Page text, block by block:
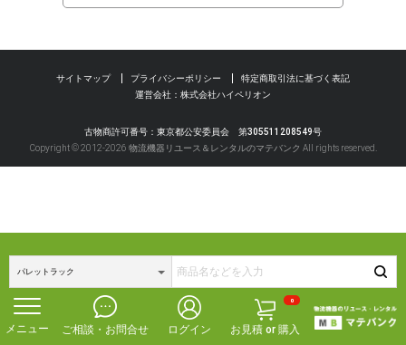
ご相談・お問合せ ログイン お見積 or 購入
0
サイトマップ プライバシーポリシー
特定商取引法に基づく表記
運営会社：株式会社ハイペリオン
古物商許可番号：東京都公安委員会 第305511208549号
Copyright © 2012-2026 物流機器リユース＆レンタルのマテバンク All rights reserved.